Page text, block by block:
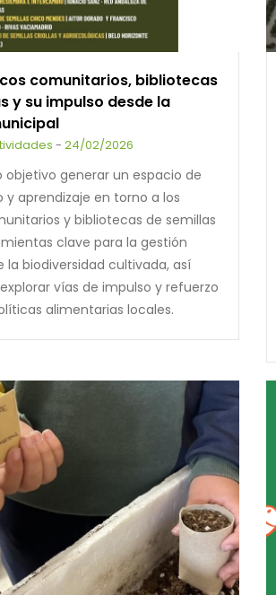
comunitarios, bibliotecas
y su impulso desde la
- 24/02/2026
objetivo generar un espacio de
aprendizaje en torno a los
y bibliotecas de semillas
clave para la gestión
la biodiversidad cultivada, así
vías de impulso y refuerzo
alimentarias locales.